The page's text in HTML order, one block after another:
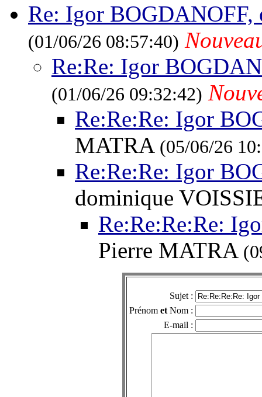
Re: Igor BOGDANOFF,
(01/06/26 08:57:40)
Re:Re: Igor
(01/06/26 09:32:42)
Re:Re:Re: Igor
MATRA (05/06/26
Re:Re:Re: Igor
dominique
Re:Re:Re:Re:
Pierre MATRA
Sujet :
Prénom et Nom :
E-mail :